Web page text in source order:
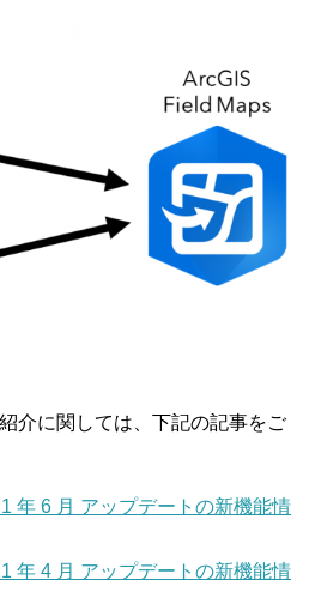
介に関しては、下記の記事をご
年 6 月 アップデートの新機能情
年 4 月 アップデートの新機能情